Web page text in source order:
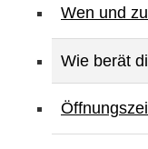
überspringen
Wen und
Wie berät